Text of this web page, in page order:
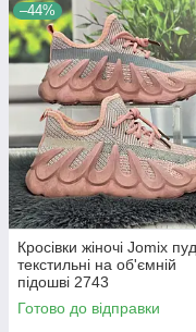
–44%
Кросівки жіночі Jomix
текстильні на об'ємній
підошві 2743
Готово до відправки